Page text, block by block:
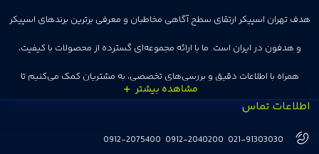
هدف تهران اسپیکر ارتقای سطح آگاهی مخاطبان و معرفی برترین برندهای اسپیکر
و هدفون در ایران است. ما با ارائه مجموعه‌ای گسترده از محصولات با کیفیت،
همراه با اطلاعات دقیق و بررسی‌های تخصصی، به مشتریان کمک می‌کنیم تا
انتخاب‌های درست و هوشمندانه‌ای داشته باشند. تهران اسپیکر با تجربه‌ای بیش از
هفت سال در این زمینه، بر ایجاد تجربه خریدی آسان، سریع و مطمئن تمرکز دارد تا
اطلاعات تماس
021-91303030
0912-2040200
0912-2075400